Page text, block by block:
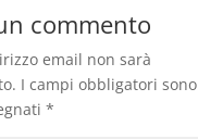
commento
email non sarà
I campi obbligatori sono
*